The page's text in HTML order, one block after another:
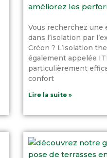
améliorez les
Vous recherchez une
dans l’isolation par
Créon ? L’isolation
également appelée
particulièrement
confort
Lire la suite »